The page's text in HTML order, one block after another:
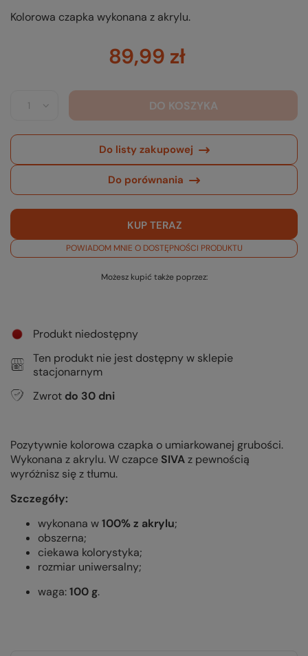
Kolorowa czapka wykonana z akrylu.
89,99 zł
DO KOSZYKA
Do listy zakupowej
Do porównania
KUP TERAZ
POWIADOM MNIE O DOSTĘPNOŚCI PRODUKTU
Możesz kupić także poprzez:
Produkt niedostępny
Ten produkt nie jest dostępny w sklepie
stacjonarnym
Zwrot do 30 dni
Pozytywnie kolorowa czapka o umiarkowanej grubości.
Wykonana z akrylu. W czapce SIVAz pewnością
wyróżnisz się z tłumu.
Szczegóły:
wykonana w100% z akrylu;
obszerna;
ciekawa kolorystyka;
rozmiar uniwersalny;
waga:100 g.